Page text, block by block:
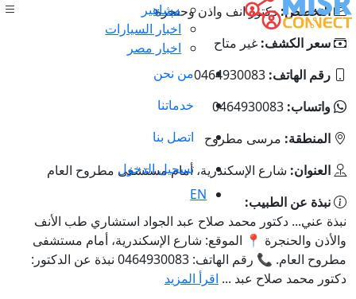
مشاهير
اخبار السيارات
اخبار مصر
من نحن
خدماتنا
اتصل بنا
تسجيل الدخول
EN
التخصص:دكتور انف واذن وحنجرة
سعر الكشف: غير متاح
رقم الهاتف: 0464930083
واتساب: 0464930083
المنطقة: مرسى مطروح
العنوان: شارع الإسكندرية، أمام مستشفى مطروح العام
نبذة عن الطبيب:
نبذة عني... دكتور محمد صلاح عبد الجواد استشاري طب الأنف
والأذن والحنجرة 📍 الموقع: شارع الإسكندرية، أمام مستشفى
مطروح العام. 📞 رقم الهاتف: 0464930083 نبذة عن الدكتور:
دكتور محمد صلاح عبد ... اقرأ المزيد